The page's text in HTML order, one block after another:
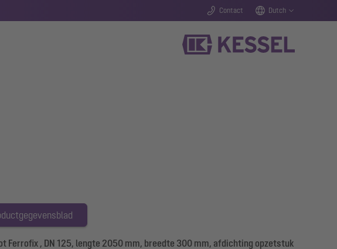
Contact Dutch
Ferrofix , DN 125, lengte 2050 mm, breedte 300 mm, afdichting opzetstuk